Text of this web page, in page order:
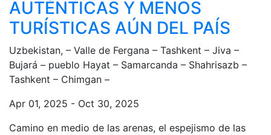
AUTÉNTICAS Y MENOS
TURÍSTICAS AÚN DEL PAÍS
Uzbekistan, – Valle de Fergana – Tashkent – Jiva –
Bujará – pueblo Hayat – Samarcanda – Shahrisazb –
Tashkent – Chimgan –
Apr 01, 2025 - Oct 30, 2025
Camino en medio de las arenas, el espejismo de las